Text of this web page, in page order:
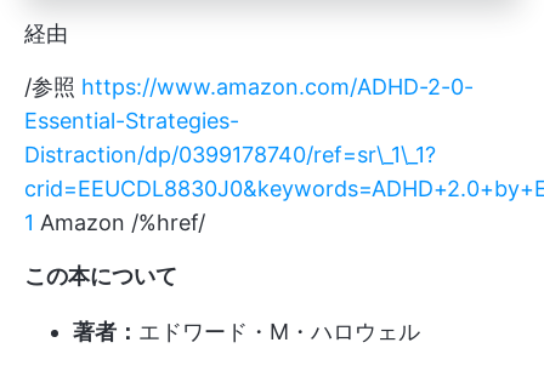
経由
/参照 https://www.amazon.com/ADHD-2-0-
Essential-Strategies-
Distraction/dp/0399178740/ref=sr\_1\_1?
1 Amazon /%href/
この本について
著者： エドワード・M・ハロウェル